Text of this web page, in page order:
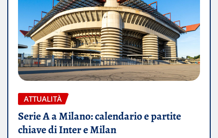
ATTUALITÀ
Serie A a Milano: calendario e partite
chiave di Inter e Milan